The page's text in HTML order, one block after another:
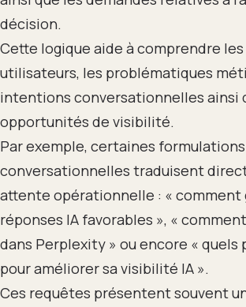
décision.
Cette logique aide à comprendre
utilisateurs, les problématiques
intentions conversationnelles ainsi
opportunités de visibilité.
Par exemple, certaines formulations
conversationnelles traduisent
attente opérationnelle : « comment
réponses IA favorables », «
dans Perplexity » ou encore «
pour améliorer sa visibilité IA ».
Ces requêtes présentent souvent